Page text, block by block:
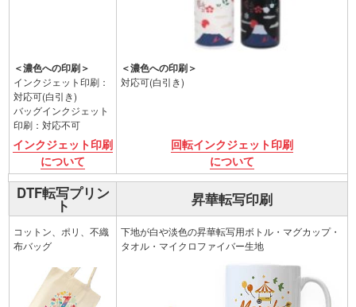
濃色への印刷
＜濃色への印刷＞
インクジェット印刷：
対応可(白引き)
バッグインクジェット
印刷：対応不可
＜濃色への印刷＞
対応可(白引き)
詳細
インクジェット印刷
について
回転インクジェット印刷
について
印刷方法
DTF転写プリン
ト 昇華転写印刷
印刷範囲
コットン、ポリ、不織
布バッグ
下地が白や淡色の昇華転写用ボトル・マグカップ・
タオル・マイクロファイバー生地